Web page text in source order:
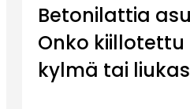
Betonilattia
Onko
kylmä tai